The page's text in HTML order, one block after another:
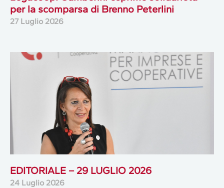
per la scomparsa di Brenno Peterlini
27 Luglio 2026
EDITORIALE – 29 LUGLIO 2026
24 Luglio 2026